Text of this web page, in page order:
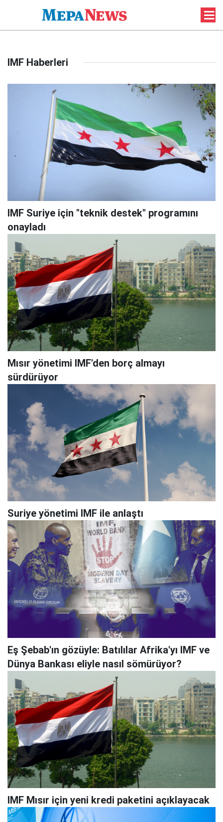
IMF Haberleri
IMF Suriye için "teknik destek" programını
onayladı
Mısır yönetimi IMF'den borç almayı
sürdürüyor
Suriye yönetimi IMF ile anlaştı
Eş Şebab'ın gözüyle: Batılılar Afrika'yı IMF ve
Dünya Bankası eliyle nasıl sömürüyor?
IMF Mısır için yeni kredi paketini açıklayacak